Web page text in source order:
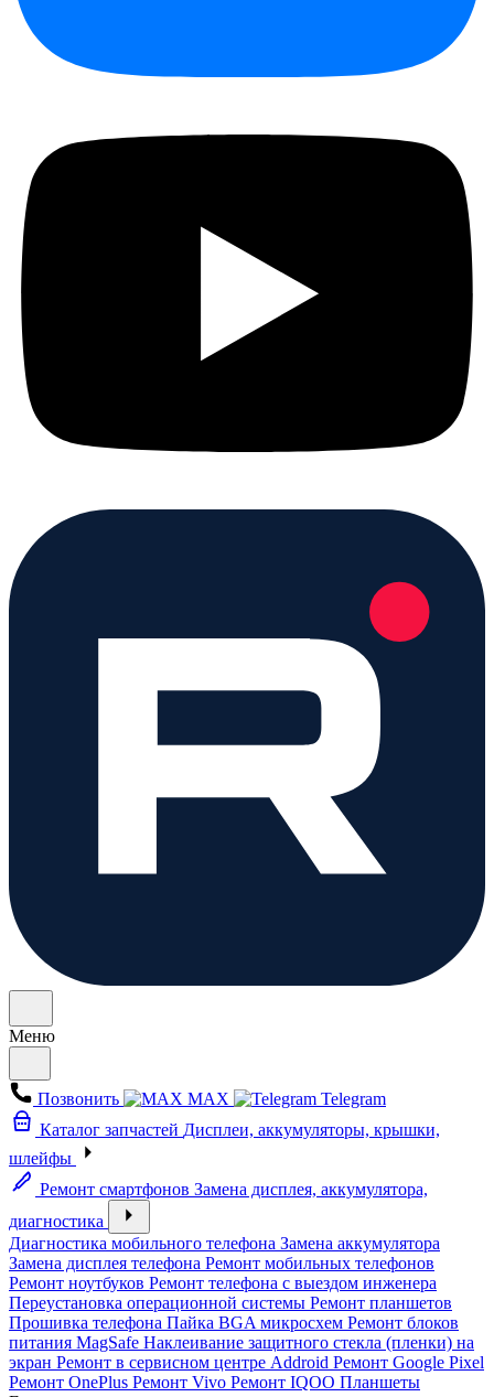
Меню
Позвонить MAX
Telegram
Каталог запчастей Дисплеи, аккумуляторы, крышки,
шлейфы
Ремонт смартфонов Замена дисплея, аккумулятора,
диагностика
Диагностика мобильного телефона Замена аккумулятора
Замена дисплея телефона Ремонт мобильных телефонов
Ремонт ноутбуков Ремонт телефона с выездом инженера
Переустановка операционной системы Ремонт планшетов
Прошивка телефона Пайка BGA микросхем Ремонт блоков
питания MagSafe Наклеивание защитного стекла (пленки) на
экран Ремонт в сервисном центре Addroid Ремонт Google Pixel
Ремонт OnePlus Ремонт Vivo Ремонт IQOO Планшеты